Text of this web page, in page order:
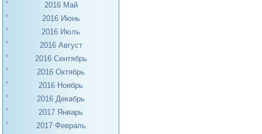
2016 Май
2016 Июнь
2016 Июль
2016 Август
2016 Сентябрь
2016 Октябрь
2016 Ноябрь
2016 Декабрь
2017 Январь
2017 Февраль